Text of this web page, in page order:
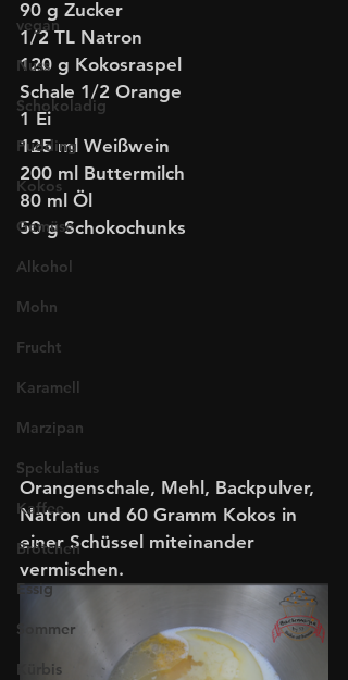
vegan
Nuss
Schokoladig
Pudding
Kokos
Gemüse
Alkohol
Mohn
Frucht
Karamell
Marzipan
Spekulatius
Kaffee
Brötchen
Essig
Sommer
Kürbis
90 g Zucker
1/2 TL Natron
120 g Kokosraspel
Schale 1/2 Orange
1 Ei
125 ml Weißwein
200 ml Buttermilch
80 ml Öl
50 g Schokochunks
Orangenschale, Mehl, Backpulver,
Natron und 60 Gramm Kokos in
einer Schüssel miteinander
vermischen.